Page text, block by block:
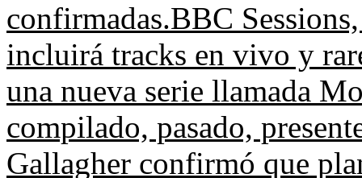
confirmadas.BBC
incluirá tracks en vivo y
una nueva serie llamada
compilado, pasado,
Gallagher confirmó que